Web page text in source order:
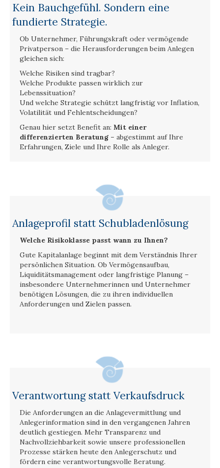
Kein Bauchgefühl. Sondern eine
fundierte Strategie.
Ob Unternehmer, Führungskraft oder vermögende
Privatperson – die Herausforderungen beim Anlegen
gleichen sich:
Welche Risiken sind tragbar?
Welche Produkte passen wirklich zur
Lebenssituation?
Und welche Strategie schützt langfristig vor Inflation,
Volatilität und Fehlentscheidungen?
Genau hier setzt Benefit an: Mit einer
differenzierten Beratung – abgestimmt auf Ihre
Erfahrungen, Ziele und Ihre Rolle als Anleger.
Anlageprofil statt Schubladenlösung
Welche Risikoklasse passt wann zu Ihnen?
Gute Kapitalanlage beginnt mit dem Verständnis Ihrer
persönlichen Situation. Ob Vermögensaufbau,
Liquiditätsmanagement oder langfristige Planung –
insbesondere Unternehmerinnen und Unternehmer
benötigen Lösungen, die zu ihren individuellen
Anforderungen und Zielen passen.
Verantwortung statt Verkaufsdruck
Die Anforderungen an die Anlagevermittlung und
Anlegerinformation sind in den vergangenen Jahren
deutlich gestiegen. Mehr Transparenz und
Nachvollziehbarkeit sowie unsere professionellen
Prozesse stärken heute den Anlegerschutz und
fördern eine verantwortungsvolle Beratung.